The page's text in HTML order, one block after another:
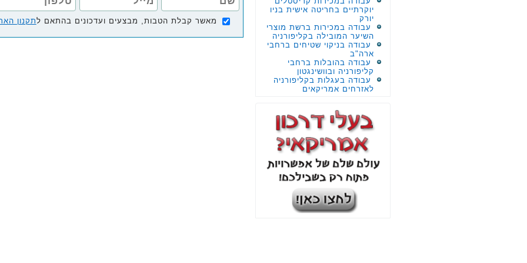
יוקרתיים בחריטה אישית בניו
יורק
עבודה במכירות ברשת מוצרי
השיער המובילה בקליפורניה
עבודה בניקוי שטיחים ברחבי
ארה"ב
עבודה בהובלות ברחבי
קליפורניה ובוושינגטון
עבודה בעגלות בקליפורניה
לאזרחים אמריקאים
מאשר קבלת הטבות, מבצעים ועדכונים בהתאם לתקנון